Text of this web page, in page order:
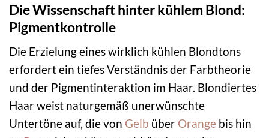
Die Wissenschaft hinter kühlem Blond:
Pigmentkontrolle
Die Erzielung eines wirklich kühlen Blondtons
erfordert ein tiefes Verständnis der Farbtheorie
und der Pigmentinteraktion im Haar. Blondiertes
Haar weist naturgemäß unerwünschte
Untertöne auf, die von Gelb über Orange bis hin